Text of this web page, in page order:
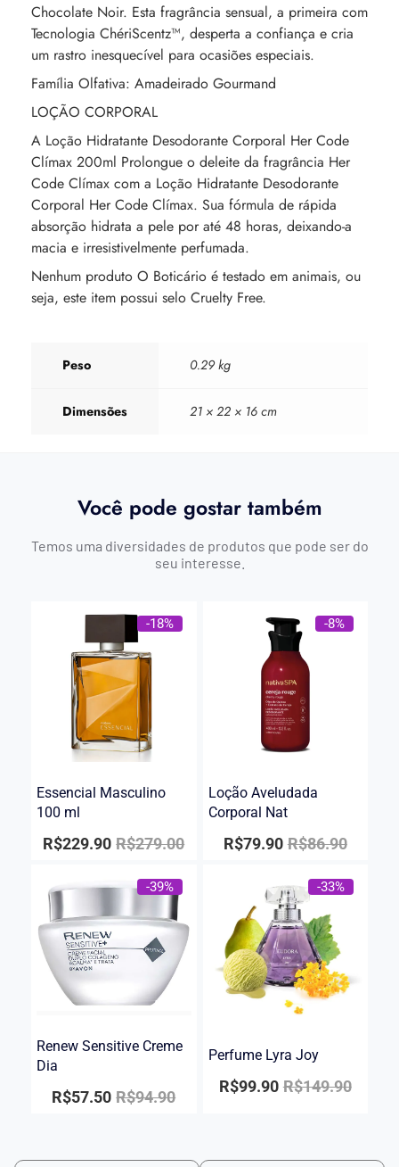
Chocolate Noir. Esta fragrância sensual, a primeira com
Tecnologia ChériScentz™, desperta a confiança e cria
um rastro inesquecível para ocasiões especiais.
Família Olfativa: Amadeirado Gourmand
LOÇÃO CORPORAL
A Loção Hidratante Desodorante Corporal Her Code
Clímax 200ml Prolongue o deleite da fragrância Her
Code Clímax com a Loção Hidratante Desodorante
Corporal Her Code Clímax. Sua fórmula de rápida
absorção hidrata a pele por até 48 horas, deixando-a
macia e irresistivelmente perfumada.
Nenhum produto O Boticário é testado em animais, ou
seja, este item possui selo Cruelty Free.
Peso 0.29 kg
Dimensões 21 × 22 × 16 cm
Você pode gostar também
Temos uma diversidades de produtos que pode ser do
seu interesse.
-18%
Essencial Masculino
100 ml
R$279.00
R$229.90
-8%
Loção Aveludada
Corporal Nat
R$86.90
R$79.90
-39%
Renew Sensitive Creme
Dia
R$94.90
R$57.50
-33%
Perfume Lyra Joy
R$149.90
R$99.90